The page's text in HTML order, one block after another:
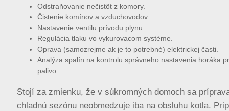
Odstraňovanie nečistôt z komory.
Čistenie komínov a vzduchovodov.
Nastavenie ventilu prívodu plynu.
Regulácia tlaku vo vykurovacom systéme.
Oprava (samozrejme ak je to potrebné) elektrickej časti.
Analýza spalín na kontrolu správneho nastavenia horáka
palivo.
Stojí za zmienku, že v súkromných domoch sa
chladnú sezónu neobmedzuje iba na obsluhu kotla.